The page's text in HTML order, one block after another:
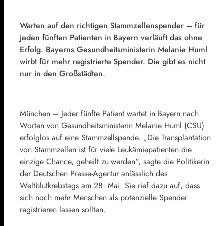
Warten auf den richtigen Stammzellenspender – für
jeden fünften Patienten in Bayern verläuft das ohne
Erfolg. Bayerns Gesundheitsministerin Melanie Huml
wirbt für mehr registrierte Spender. Die gibt es nicht
nur in den Großstädten.
München – Jeder fünfte Patient wartet in Bayern nach
Worten von Gesundheitsministerin Melanie Huml (CSU)
erfolglos auf eine Stammzellspende. „Die Transplantation
von Stammzellen ist für viele Leukämiepatienten die
einzige Chance, geheilt zu werden“, sagte die Politikerin
der Deutschen Presse-Agentur anlässlich des
Weltblutkrebstags am 28. Mai. Sie rief dazu auf, dass
sich noch mehr Menschen als potenzielle Spender
registrieren lassen sollten.